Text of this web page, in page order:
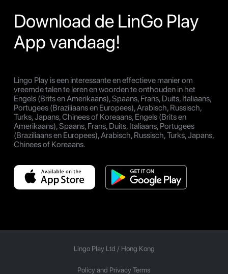
Download de LinGo Play
App vandaag!
Lingo Play is een interessante en effectieve manier om
vreemde talen te leren en woorden te onthouden in het
Engels (Brits en Amerikaans), Spaans, Frans, Duits, Italiaans,
Portugees (Braziliaans en Europees), Arabisch, Russisch,
Turks, Japans, Chinees of Koreaans, Engels (Brits en
Amerikaans), Spaans, Frans, Duits, Italiaans, Portugees
(Braziliaans en Europees), Arabisch, Russisch, Turks, Japans,
Chinees of Koreaans.
Lingo Play Ltd / Hong Kong
Policy and Privacy Terms